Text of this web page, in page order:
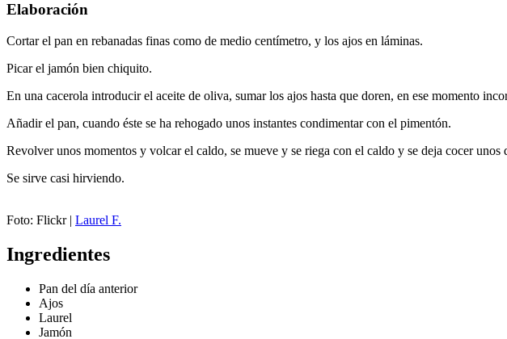
Elaboración
Cortar el pan en rebanadas finas como de medio centímetro, y los ajos en láminas.
Picar el jamón bien chiquito.
En una cacerola introducir el aceite de oliva, sumar los ajos hasta que doren, en ese momento
Añadir el pan, cuando éste se ha rehogado unos instantes condimentar con el pimentón.
Revolver unos momentos y volcar el caldo, se mueve y se riega con el caldo y se deja cocer
Se sirve casi hirviendo.
Foto: Flickr | Laurel F.
Ingredientes
Pan del día anterior
Ajos
Laurel
Jamón